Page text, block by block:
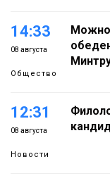
14:33
08 августа
Общество
Можно
12:31
08 августа
Новости